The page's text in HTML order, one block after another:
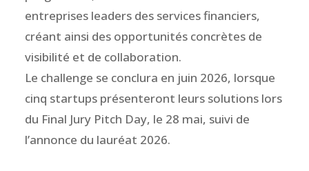
entreprises leaders des services financiers,
créant ainsi des opportunités concrètes de
visibilité et de collaboration.
Le challenge se conclura en juin 2026, lorsque
cinq startups présenteront leurs solutions lors
du Final Jury Pitch Day, le 28 mai, suivi de
l’annonce du lauréat 2026.